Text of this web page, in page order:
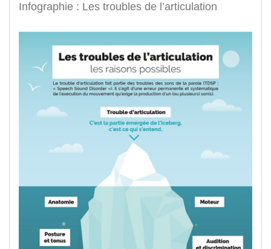
Infographie : Les troubles de l’articulation